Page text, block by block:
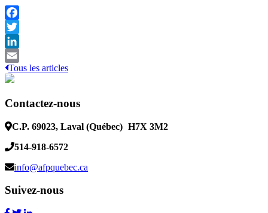
Facebook
Twitter
LinkedIn
Email
Tous les articles
Contactez-nous
C.P. 69023, Laval (Québec) H7X 3M2
514-918-6572
info@afpquebec.ca
Suivez-nous